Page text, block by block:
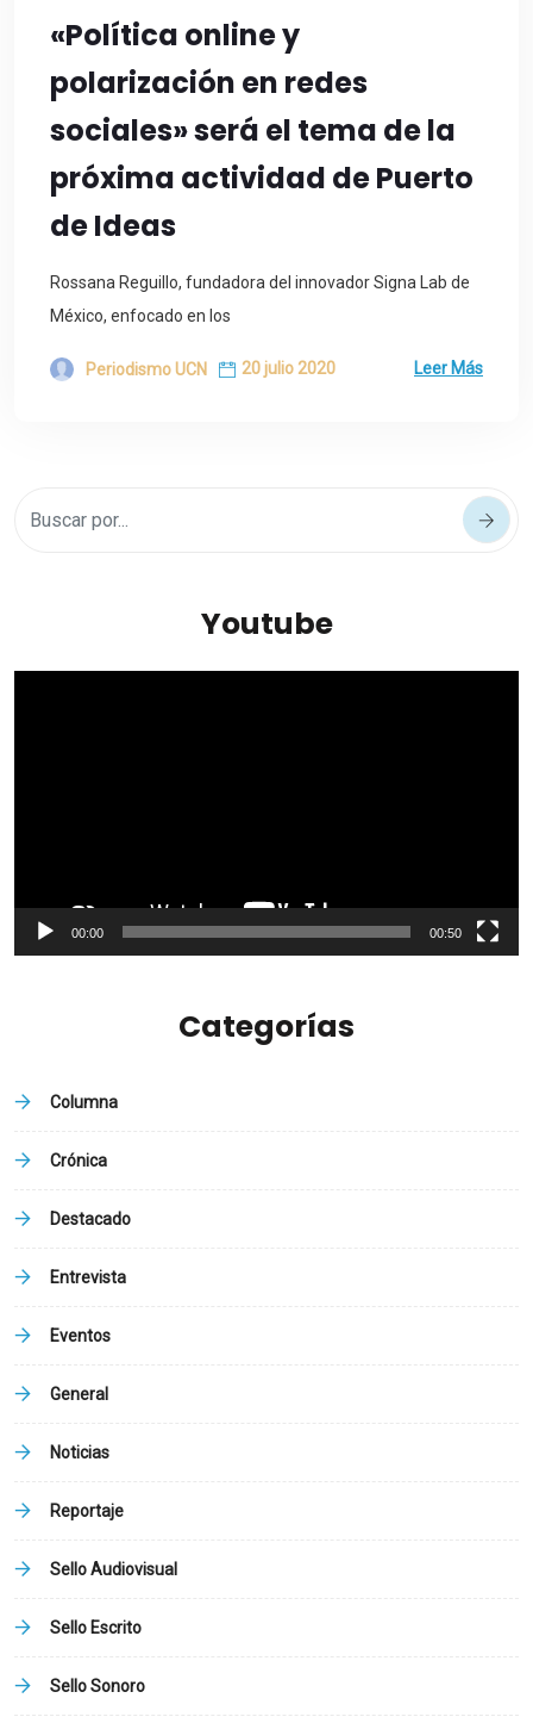
«Política online y
polarización en redes
sociales» será el tema de la
próxima actividad de Puerto
de Ideas
Rossana Reguillo, fundadora del innovador Signa Lab de
México, enfocado en los
Periodismo UCN 20 julio 2020 Leer Más
Youtube
00:00 00:50
Categorías
Columna
Crónica
Destacado
Entrevista
Eventos
General
Noticias
Reportaje
Sello Audiovisual
Sello Escrito
Sello Sonoro